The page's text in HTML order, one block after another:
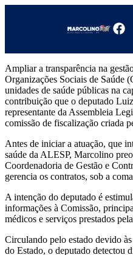
Ampliar a transparência na
Organizações Sociais de Saúde
unidades de saúde públicas na
contribuição que o deputado
representante da Assembleia
comissão de fiscalização criada
Antes de iniciar a atuação, que
saúde da ALESP, Marcolino
Coordenadoria de Gestão e
gerencia os contratos, sob a
A intenção do deputado é
informações à Comissão,
médicos e serviços prestados
Circulando pelo estado devido
do Estado, o deputado detectou